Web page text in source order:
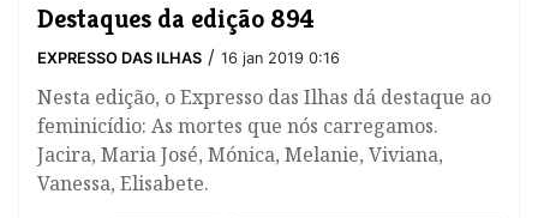
Destaques da edição 894
EXPRESSO DAS ILHAS / 16 jan 2019 0:16
Nesta edição, o Expresso das Ilhas dá destaque ao
feminicídio: As mortes que nós carregamos.
Jacira, Maria José, Mónica, Melanie, Viviana,
Vanessa, Elisabete.